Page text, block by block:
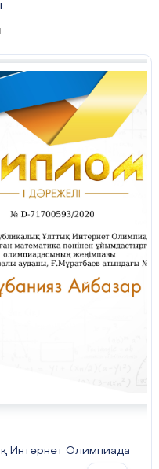
өрнектерді тауып оқы
мәнін қойып, оларды
құр. Оны шығар
Интернет Олимпиада